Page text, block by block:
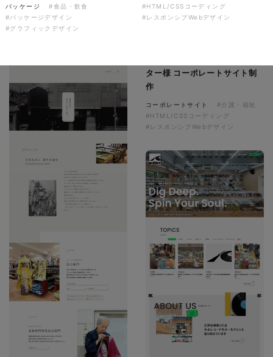
ター様 コーポレートサイト制
作
コーポレートサイト
#介護・福祉
#HTML/CSSコーディング
#レスポンシブWebデザイン
パッケージ
#食品・飲食
#パッケージデザイン
#グラフィックデザイン
#HTML/CSSコーディング
#レスポンシブWebデザイン